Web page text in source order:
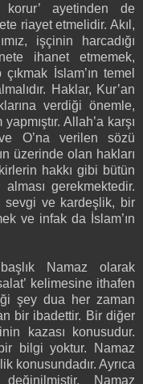
korur’ ayetinden de
riayet etmelidir. Akıl,
işçinin harcadığı
ihanet etmemek,
İslam’ın temel
Haklar, Kur’an
verdiği önemle,
Allah’a karşı
O’na verilen sözü
üzerinde olan hakları
hakkı gibi bütün
alması gerekmektedir.
sevgi ve kardeşlik, bir
ve infak da İslam’ın
Namaz olarak
kelimesine ithafen
şey dua her zaman
bir ibadettir. Bir diğer
kazası konusudur.
bilgi yoktur. Namaz
konusundadır. Ayrıca
Namaz